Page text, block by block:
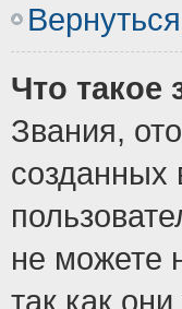
Что такое
Звания,
не можете
так как